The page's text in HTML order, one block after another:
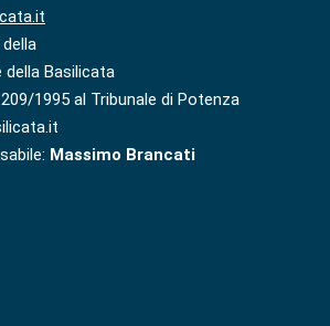
della Basilicata
1995 al Tribunale di Potenza
Massimo Brancati